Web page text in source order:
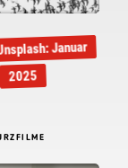
Januar
2025